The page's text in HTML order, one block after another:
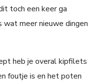
toch een keer ga
wat meer nieuwe dingen
heb je overal kipfilets
foutje is en het poten